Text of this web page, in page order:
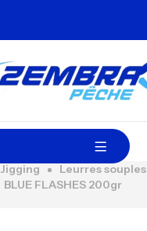
Jigging Leurres souples
BLUE FLASHES 200gr